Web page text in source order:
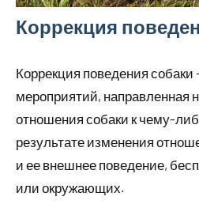
Коррекция
Коррекция поведения собаки
мероприятий, направленная
отношения собаки к чему-
результате изменения
и ее внешнее поведение,
или окружающих.